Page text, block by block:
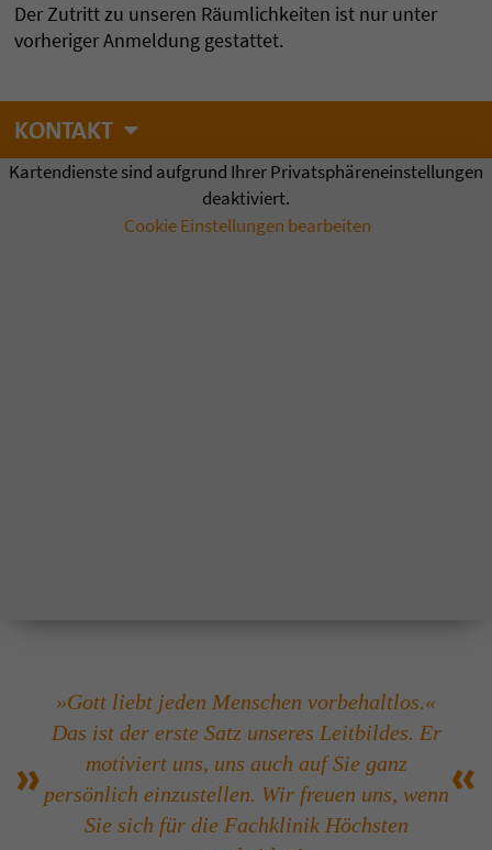
Der Zutritt zu unseren Räumlichkeiten ist nur unter
vorheriger Anmeldung gestattet.
KONTAKT
Kartendienste sind aufgrund Ihrer Privatsphäreneinstellungen
deaktiviert.
Cookie Einstellungen bearbeiten
»
»Gott liebt jeden Menschen vorbehaltlos.«
Das ist der erste Satz unseres Leitbildes. Er
motiviert uns, uns auch auf Sie ganz
persönlich einzustellen. Wir freuen uns, wenn
Sie sich für die Fachklinik Höchsten
«